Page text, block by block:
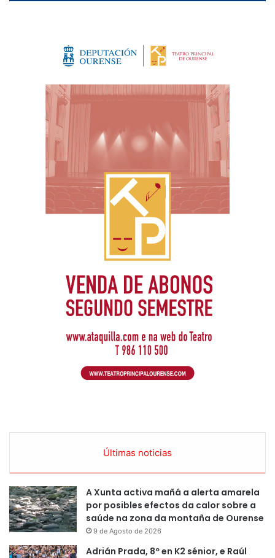
Últimas noticias
A Xunta activa mañá a alerta amarela
por posibles efectos da calor sobre a
saúde na zona da montaña de Ourense
9 de Agosto de 2026
Adrián Prada, 8º en K2 sénior, e Raúl